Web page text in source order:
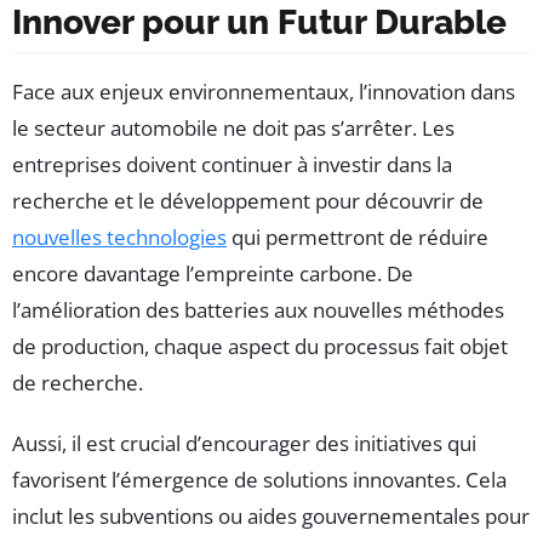
Innover pour un Futur Durable
Face aux enjeux environnementaux, l’innovation dans
le secteur automobile ne doit pas s’arrêter. Les
entreprises doivent continuer à investir dans la
recherche et le développement pour découvrir de
nouvelles technologies qui permettront de réduire
encore davantage l’empreinte carbone. De
l’amélioration des batteries aux nouvelles méthodes
de production, chaque aspect du processus fait objet
de recherche.
Aussi, il est crucial d’encourager des initiatives qui
favorisent l’émergence de solutions innovantes. Cela
inclut les subventions ou aides gouvernementales pour